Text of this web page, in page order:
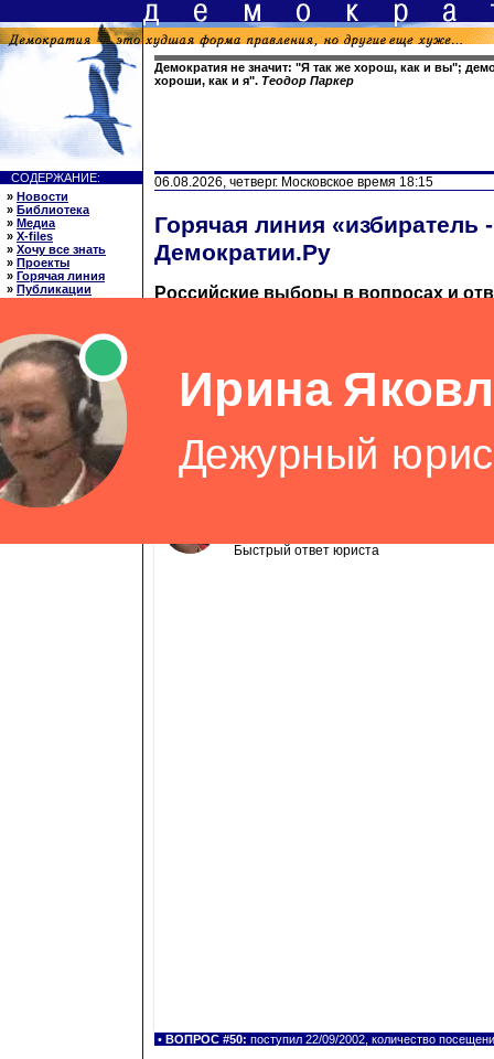
Демократия не значит: "Я так же хорош, как и вы";
хороши, как и я". Теодор Паркер
СОДЕРЖАНИЕ:
» Новости
» Библиотека
» Медиа
» X-files
» Хочу все знать
» Проекты
» Горячая линия
» Публикации
» Ссылки
ССЫЛКИ:
06.08.2026, четверг. Московское время 18:15
Горячая линия «избиратель
Демократии.Ру
Российские выборы в вопросах и
• ВОПРОС #50: поступил 22/09/2002, количество